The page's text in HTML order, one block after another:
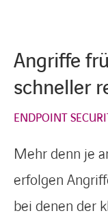
Angriffe
schneller
ENDPOINT
Mehr denn je
erfolgen
bei denen der